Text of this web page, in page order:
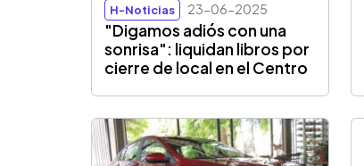
H-Noticias 23-06-2025
"Digamos adiós con una
sonrisa": liquidan libros por
cierre de local en el Centro